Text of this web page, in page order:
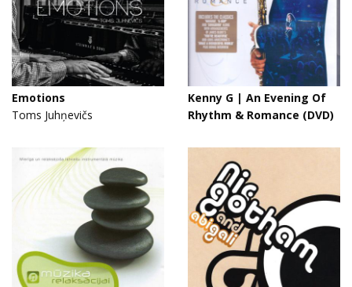
Emotions
Toms Juhņevičs
Kenny G | An Evening Of
Rhythm & Romance (DVD)